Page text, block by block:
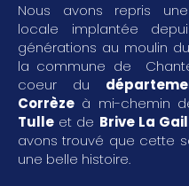
Nous avons repris
locale implantée
générations au moulin
la commune de
coeur du
Corrèze à mi-chemin
Tulle et de Brive La
avons trouvé que cette
une belle histoire.